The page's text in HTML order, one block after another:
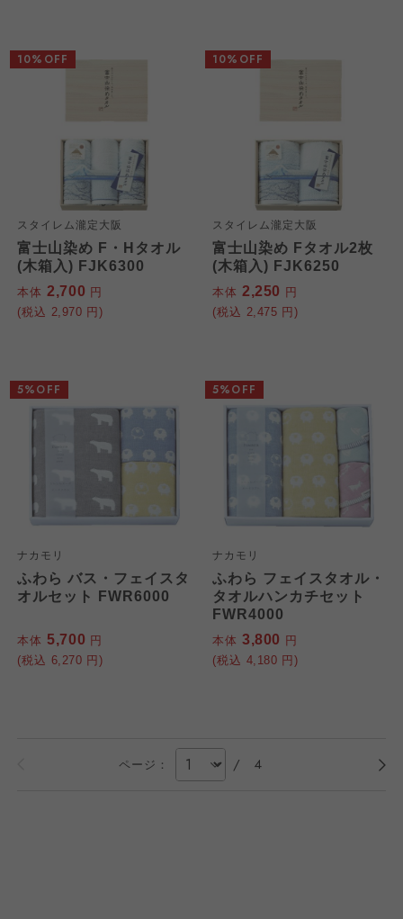
スタイレム瀧定大阪
富士山染め F・Hタオル
(木箱入) FJK6300
本体 2,700 円
(税込 2,970 円)
10%OFF
スタイレム瀧定大阪
富士山染め Fタオル2枚
(木箱入) FJK6250
本体 2,250 円
(税込 2,475 円)
10%OFF
ナカモリ
ふわら バス・フェイスタ
オルセット FWR6000
本体 5,700 円
(税込 6,270 円)
5%OFF
ナカモリ
ふわら フェイスタオル・
タオルハンカチセット
FWR4000
本体 3,800 円
(税込 4,180 円)
5%OFF
ページ： / 4